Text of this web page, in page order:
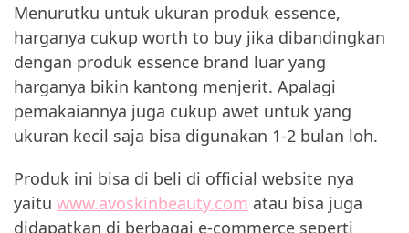
Menurutku untuk ukuran produk essence,
harganya cukup worth to buy jika dibandingkan
dengan produk essence brand luar yang
harganya bikin kantong menjerit. Apalagi
pemakaiannya juga cukup awet untuk yang
ukuran kecil saja bisa digunakan 1-2 bulan loh.
Produk ini bisa di beli di official website nya
yaitu www.avoskinbeauty.com atau bisa juga
didapatkan di berbagai e-commerce seperti